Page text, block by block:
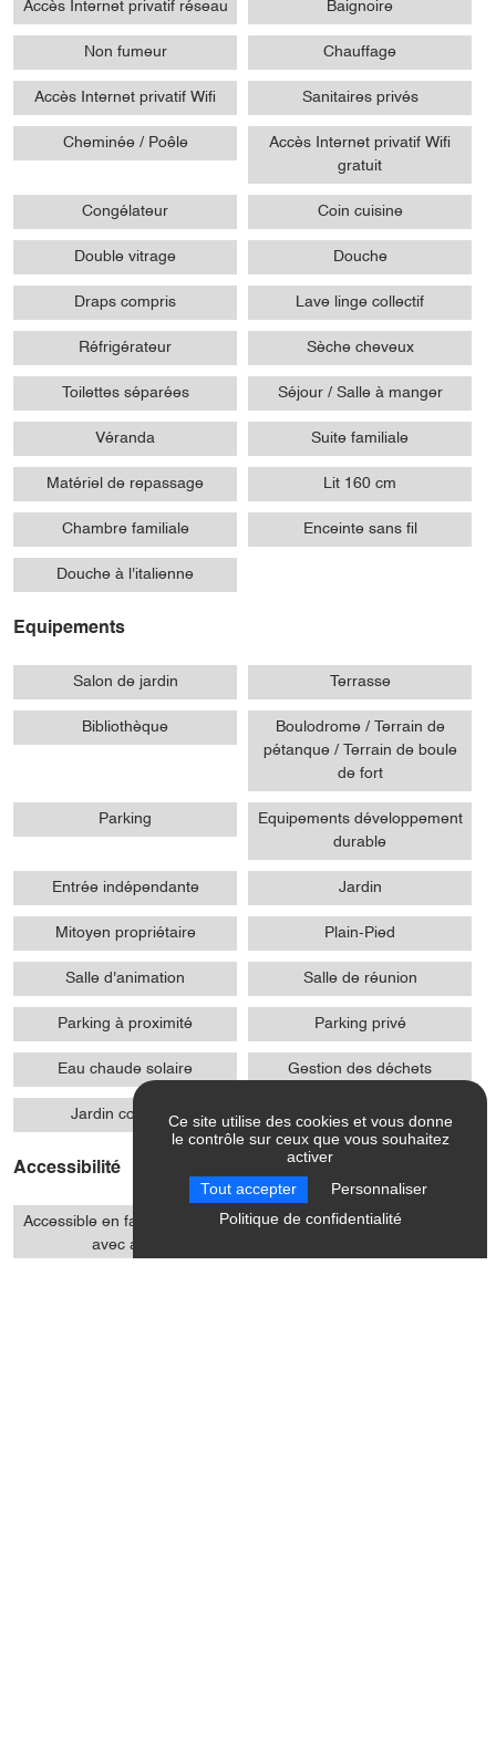
Accès Internet privatif réseau Baignoire
Non fumeur Chauffage
Accès Internet privatif Wifi Sanitaires privés
Cheminée / Poêle
Accès Internet privatif Wifi
gratuit
Congélateur Coin cuisine
Double vitrage Douche
Draps compris Lave linge collectif
Réfrigérateur Sèche cheveux
Toilettes séparées Séjour / Salle à manger
Véranda Suite familiale
Matériel de repassage Lit 160 cm
Chambre familiale Enceinte sans fil
Douche à l'italienne
Equipements
Salon de jardin Terrasse
Bibliothèque
Boulodrome / Terrain de
pétanque / Terrain de boule
de fort
Parking
Equipements développement
durable
Entrée indépendante Jardin
Mitoyen propriétaire Plain-Pied
Salle d'animation Salle de réunion
Parking à proximité Parking privé
Eau chaude solaire Gestion des déchets
Jardin commun Terrasse ombragée
Accessibilité
Accessible en fauteuil roulant
avec aide
Rampe d'accès
Ce site utilise des cookies et vous donne
le contrôle sur ceux que vous souhaitez
activer
Tout accepter Personnaliser
Politique de confidentialité